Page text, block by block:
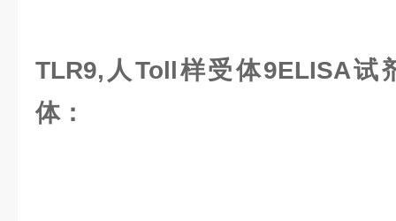
TLR9,人Toll样受体9ELISA试
体：